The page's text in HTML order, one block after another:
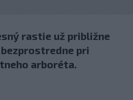
rastie už približne
pri
arboréta.